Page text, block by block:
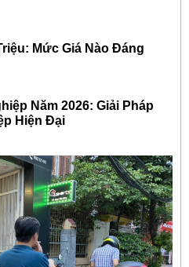
Mức Giá Nào Đáng
Năm 2026: Giải Pháp
Hiện Đại